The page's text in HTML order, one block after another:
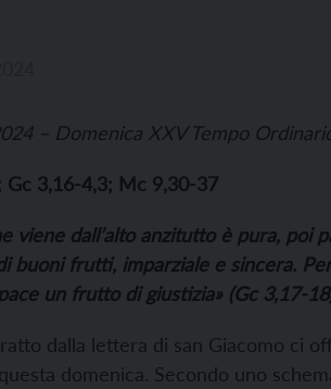
– Domenica XXV Tempo
Gc 3,16-4,3; Mc 9,30-37
viene dall’alto anzitutto è pura, poi
buoni frutti, imparziale e sincera.
un frutto di giustizia» (Gc 3,17-
dalla lettera di san Giacomo ci
domenica. Secondo uno